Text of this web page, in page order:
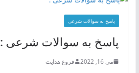
پاسخ به سوالات شرعی
پاسخ به سوالات شرعی :
می 16, 2022 فروغ هدایت